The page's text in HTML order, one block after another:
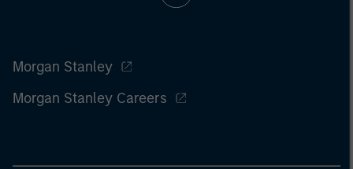
Morgan Stanley
Morgan Stanley Careers